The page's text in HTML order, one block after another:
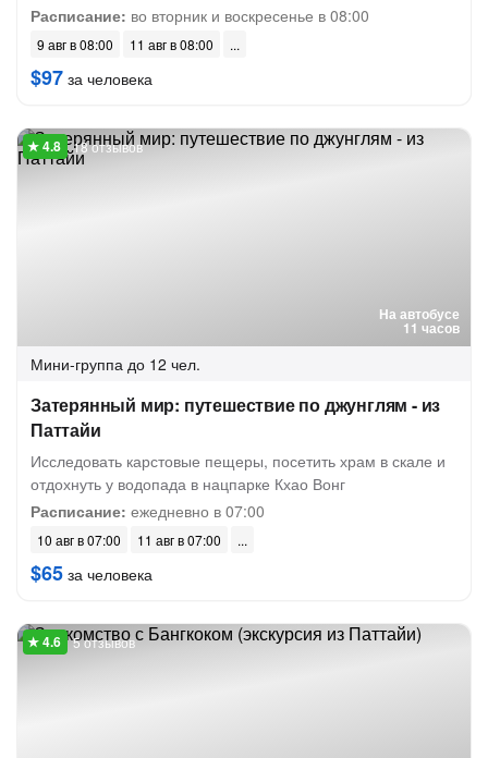
Расписание: во вторник и воскресенье в 08:00
9 авг в 08:00 11 авг в 08:00
$97 за человека
На автобусе
11 часов
18 отзывов
Мини-группа до 12 чел.
Затерянный мир: путешествие по джунглям - из
Паттайи
Исследовать карстовые пещеры, посетить храм в скале и
отдохнуть у водопада в нацпарке Кхао Вонг
Расписание: ежедневно в 07:00
10 авг в 07:00 11 авг в 07:00
$65 за человека
5 отзывов